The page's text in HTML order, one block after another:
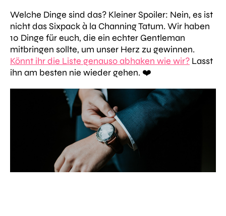
Welche Dinge sind das? Kleiner Spoiler: Nein, es ist
nicht das Sixpack à la Channing Tatum. Wir haben
10 Dinge für euch, die ein echter Gentleman
mitbringen sollte, um unser Herz zu gewinnen.
Könnt ihr die Liste genauso abhaken wie wir? Lasst
ihn am besten nie wieder gehen. ❤️